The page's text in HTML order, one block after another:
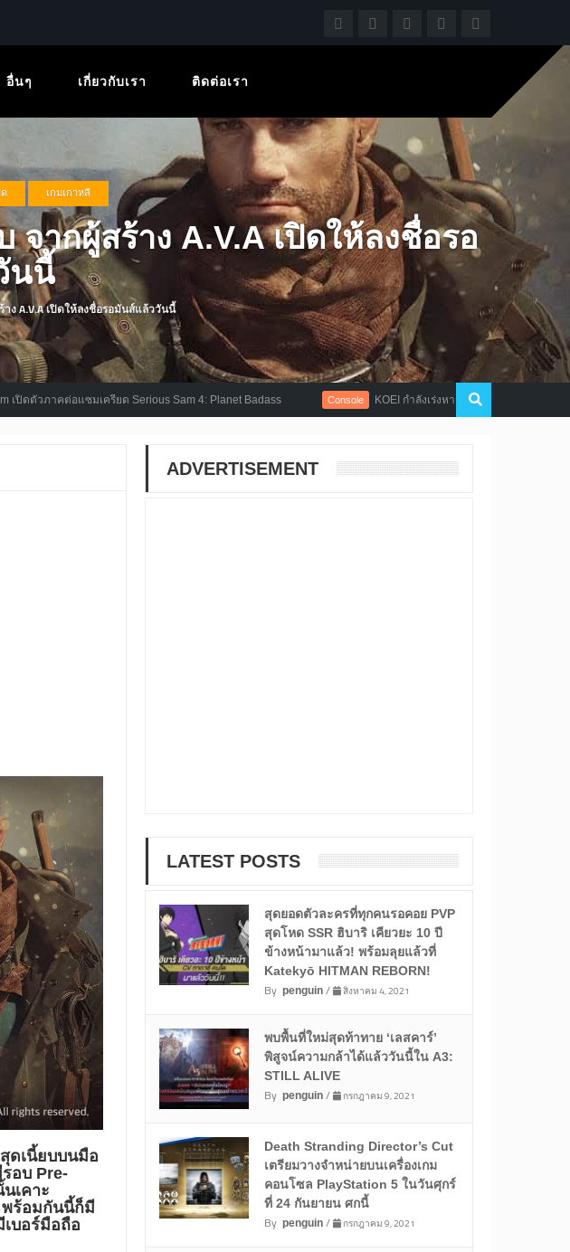
อื่นๆ เกี่ยวกับเรา ติดต่อเรา
เกมเกาหลี
จากผู้สร้าง A.V.A เปิดให้ลงชื่อรอ
นนี้
ง A.V.A เปิดให้ลงชื่อรอมันส์แล้ววันนี้
าคต่อแซมเครียด Serious Sam 4: Planet Badass Console KOEI กำลังเร่งหาต้นตอปัญหาทางเทคนิค Dynasty
ดเนี้ยบบนมือ
อบ Pre-
เคาะ
พร้อมกันนี้ก็มี
บอร์มือถือ
ADVERTISEMENT
LATEST POSTS
สุดยอดตัวละครที่ทุกคนรอคอย PVP
สุดโหด SSR ฮิบาริ เคียวยะ 10 ปี
ข้างหน้ามาแล้ว! พร้อมลุยแล้วที่
Katekyō HITMAN REBORN!
By penguin/ สิงหาคม 4, 2021
พบพื้นที่ใหม่สุดท้าทาย ‘เลสคาร์’
พิสูจน์ความกล้าได้แล้ววันนี้ใน A3:
STILL ALIVE
By penguin/ กรกฎาคม 9, 2021
Death Stranding Director’s Cut
เตรียมวางจำหน่ายบนเครื่องเกม
คอนโซล PlayStation 5 ในวันศุกร์
ที่ 24 กันยายน ศกนี้
By penguin/ กรกฎาคม 9, 2021